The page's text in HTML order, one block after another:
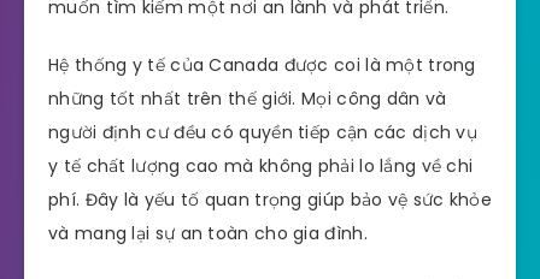
muốn tìm kiếm một nơi an lành và phát triển.
Hệ thống y tế của Canada được coi là một trong
những tốt nhất trên thế giới. Mọi công dân và
người định cư đều có quyền tiếp cận các dịch vụ
y tế chất lượng cao mà không phải lo lắng về chi
phí. Đây là yếu tố quan trọng giúp bảo vệ sức khỏe
và mang lại sự an toàn cho gia đình.